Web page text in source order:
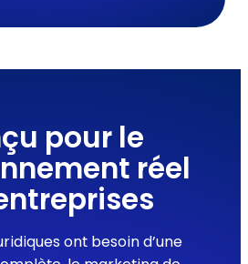
pour le
réel
ont besoin d’une